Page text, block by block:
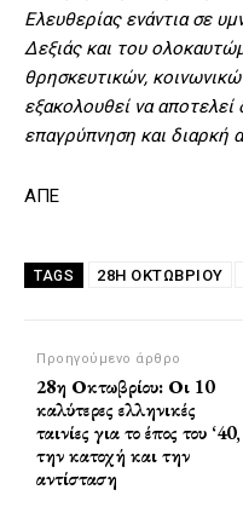
Ελευθερίας ενάντια σε
Δεξιάς και του
θρησκευτικών,
εξακολουθεί να αποτελεί
επαγρύπνηση και διαρκή
ΑΠΕ
TAGS 28Η ΟΚΤΩΒΡΙΟΥ
Προηγούμενο άρθρο
28η Οκτωβρίου: Οι 10
καλύτερες ελληνικές
ταινίες για το έπος του ‘40,
την κατοχή και την
αντίσταση